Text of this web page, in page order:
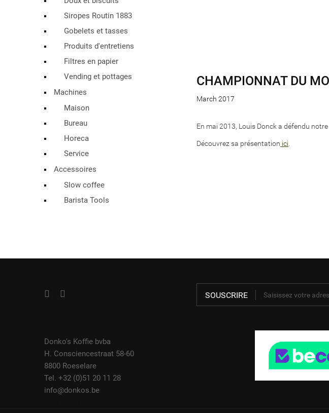
Siropes Routin 1883
Gobelets et tasses
Produits d'entretiens
Filtres en papier
Vending et pottages
Machines
Maison
Bureau
Horeca
Service
Accessoires
Slow coffee
Barista Tools
CHAMPIONNAT DU
March 2017
En mai 2013, Louis Donck a défendu
Découvrez sa présentation ici
SOUSCRIRE
Donko's Koffie bvba
H. Consciencestraat 58-60
8800 Roeselare
Tel. +32 (0)51 20 11 28
info@donkos.be